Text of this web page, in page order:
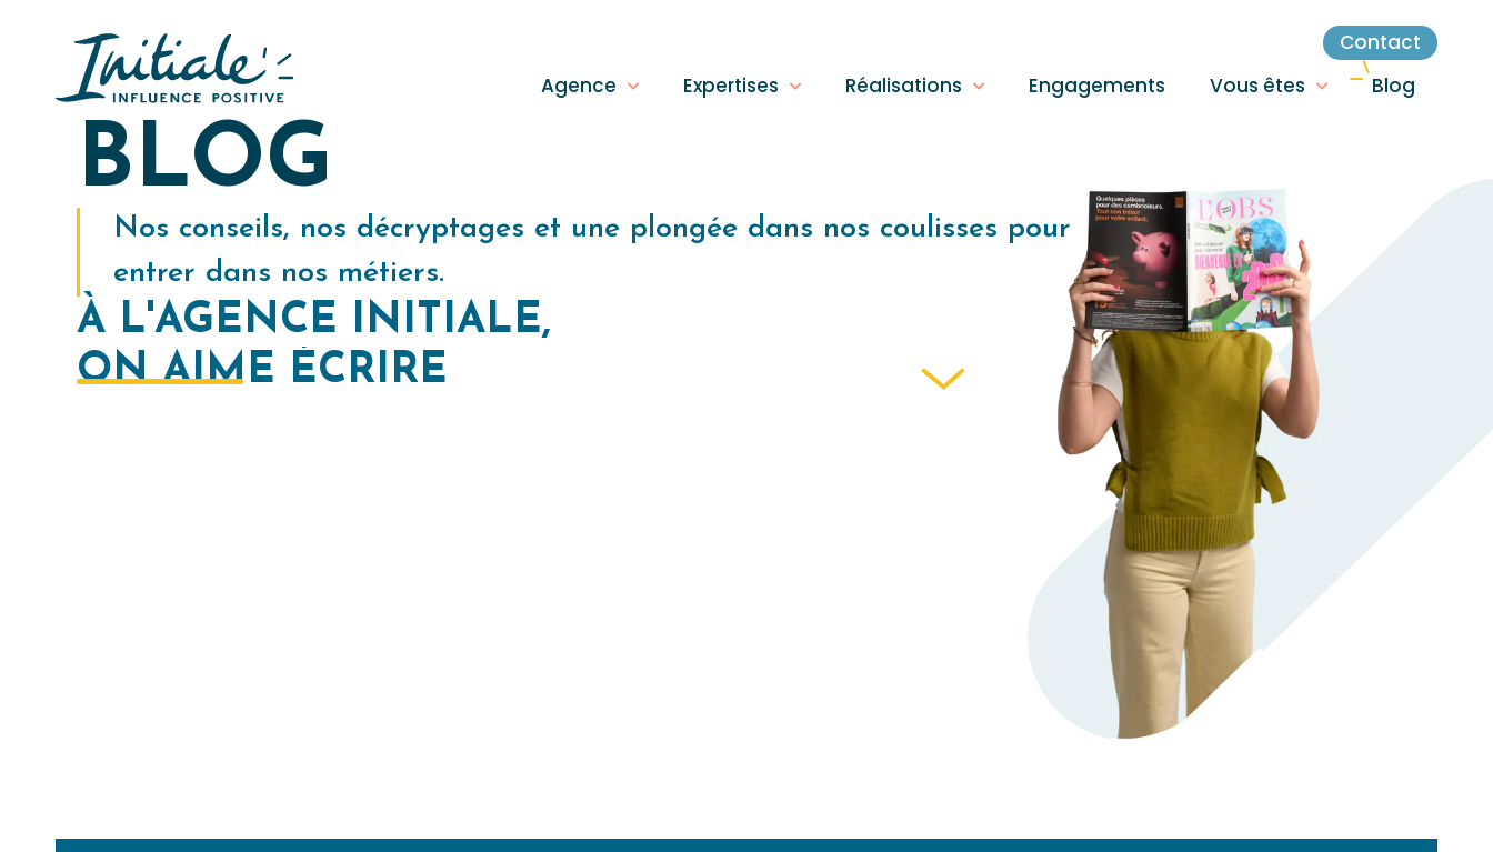
Contact
Agence
Expertises Réalisations Engagements Vous êtes Blog
BLOG
Nos conseils, nos décryptages et une plongée dans nos coulisses pour
entrer dans nos métiers.
À L'AGENCE INITIALE,
ON AIME ÉCRIRE